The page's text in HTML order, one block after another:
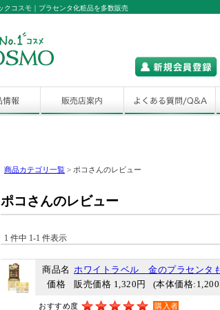
クコスモ｜プラセンタ化粧品を多数販売
商品カテゴリ一覧 > ポコさんのレビュー
ポコさんのレビュー
1 件中 1-1 件表示
商品名 ホワイトラベル 金のプラセンタ
価格
販売価格 1,320円 (本体価格
おすすめ度 購入者